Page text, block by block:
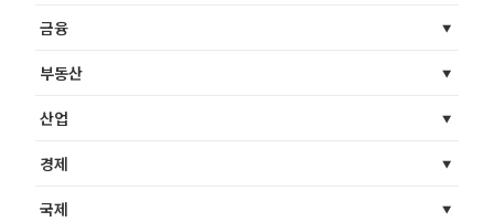
금융
부동산
산업
경제
국제